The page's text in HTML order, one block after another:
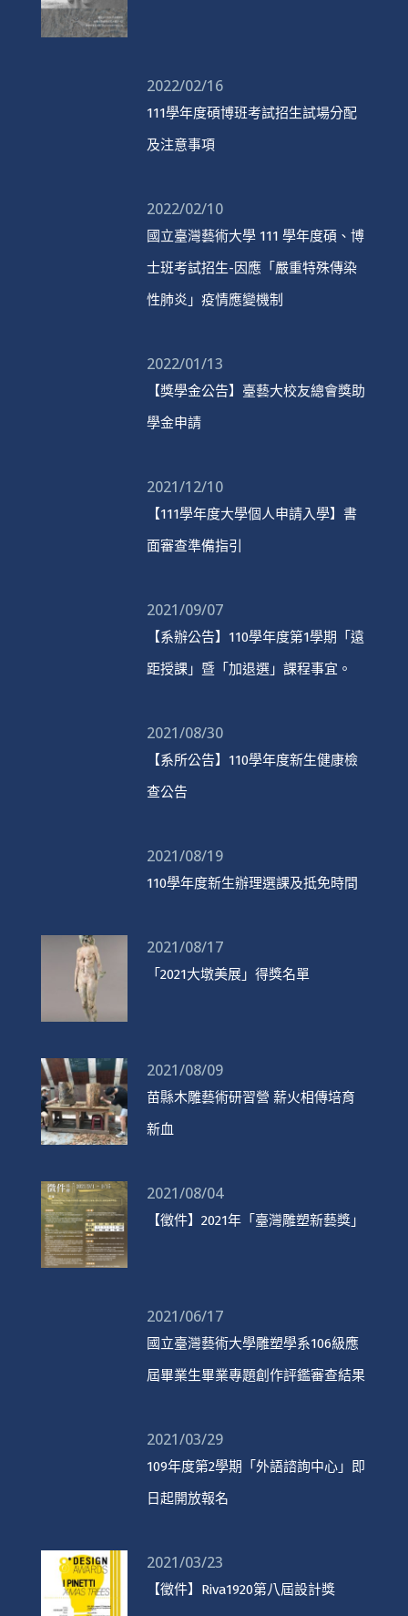
2022/02/16
111學年度碩博班考試招生試場分配
及注意事項
2022/02/10
國立臺灣藝術大學 111 學年度碩、博
士班考試招生-因應「嚴重特殊傳染
性肺炎」疫情應變機制
2022/01/13
【獎學金公告】臺藝大校友總會獎助
學金申請
2021/12/10
【111學年度大學個人申請入學】書
面審查準備指引
2021/09/07
【系辦公告】110學年度第1學期「遠
距授課」暨「加退選」課程事宜。
2021/08/30
【系所公告】110學年度新生健康檢
查公告
2021/08/19
110學年度新生辦理選課及抵免時間
2021/08/17
「2021大墩美展」得獎名單
2021/08/09
苗縣木雕藝術研習營 薪火相傳培育
新血
2021/08/04
【徵件】2021年「臺灣雕塑新藝獎」
2021/06/17
國立臺灣藝術大學雕塑學系106級應
屆畢業生畢業專題創作評鑑審查結果
2021/03/29
109年度第2學期「外語諮詢中心」即
日起開放報名
2021/03/23
【徵件】Riva1920第八屆設計獎